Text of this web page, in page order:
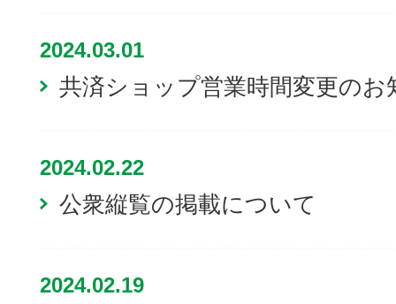
2024.03.01
共済ショップ営業時間変更のお
2024.02.22
公衆縦覧の掲載について
2024.02.19